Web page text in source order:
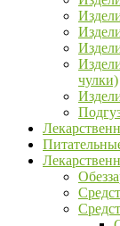
чулки)